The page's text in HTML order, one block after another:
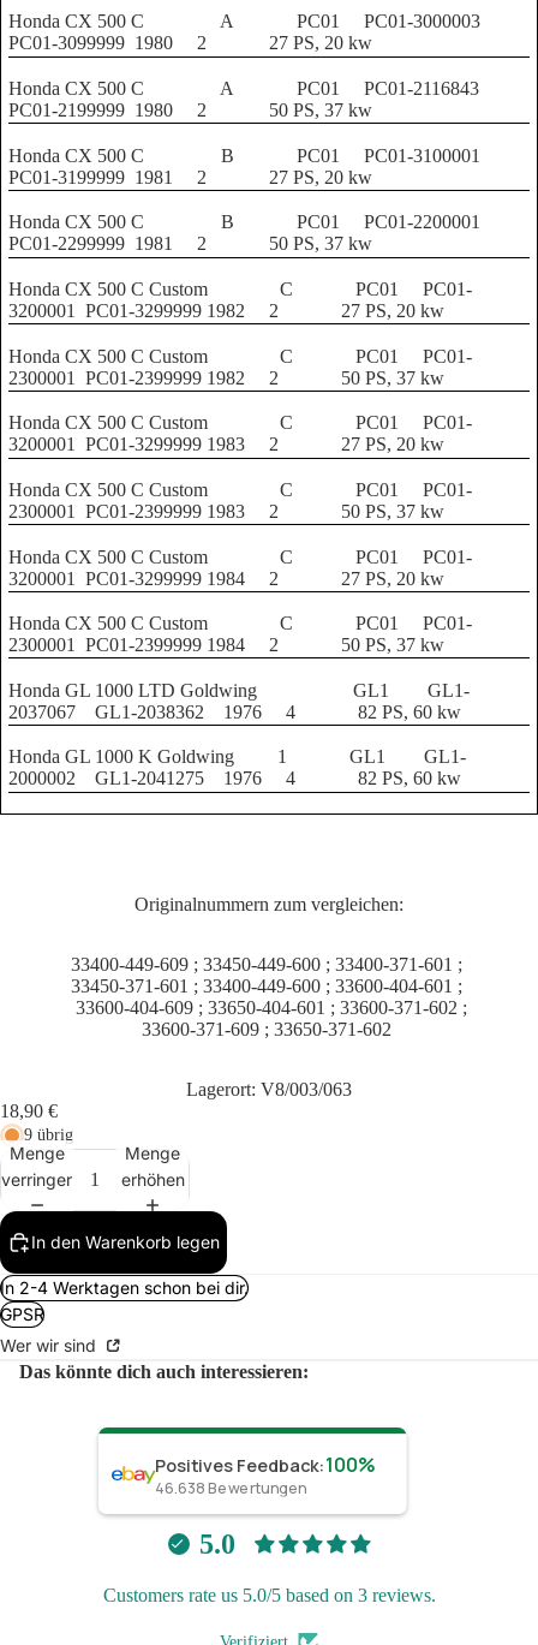
Honda CX 500 C A PC01
PC01-3000003
PC01-3099999 1980 2 27 PS, 20 kw
Honda CX 500 C A PC01
PC01-2116843
PC01-2199999 1980 2 50 PS, 37 kw
Honda CX 500 C B PC01
PC01-3100001
PC01-3199999 1981 2 27 PS, 20 kw
Honda CX 500 C B PC01
PC01-2200001
PC01-2299999 1981 2 50 PS, 37 kw
Honda CX 500 C Custom C PC01
PC01-
3200001
PC01-3299999 1982 2 27 PS, 20 kw
Honda CX 500 C Custom C PC01
PC01-
2300001
PC01-2399999 1982 2 50 PS, 37 kw
Honda CX 500 C Custom C PC01
PC01-
3200001
PC01-3299999 1983 2 27 PS, 20 kw
Honda CX 500 C Custom C PC01
PC01-
2300001
PC01-2399999 1983 2 50 PS, 37 kw
Honda CX 500 C Custom C PC01
PC01-
3200001
PC01-3299999 1984 2 27 PS, 20 kw
Honda CX 500 C Custom C PC01
PC01-
2300001
PC01-2399999 1984 2 50 PS, 37 kw
Honda GL 1000 LTD Goldwing GL1
GL1-
2037067
GL1-2038362 1976 4 82 PS, 60 kw
Honda GL 1000 K Goldwing 1 GL1
GL1-
2000002
GL1-2041275 1976 4 82 PS, 60 kw
Originalnummern zum vergleichen:
33400-449-609 ; 33450-449-600 ; 33400-371-601 ;
33450-371-601 ; 33400-449-600 ; 33600-404-601 ;
33600-404-609 ; 33650-404-601 ; 33600-371-602 ;
33600-371-609 ; 33650-371-602
Lagerort: V8/003/063
18,90 €
9 übrig
Menge
verringern
Menge
erhöhen
In den Warenkorb legen
In 2-4 Werktagen schon bei dir.
GPSR
Wer wir sind
Das könnte dich auch interessieren:
Positives Feedback:100%
46.638Bewertungen
5.0
Customers rate us 5.0/5 based on 3 reviews.